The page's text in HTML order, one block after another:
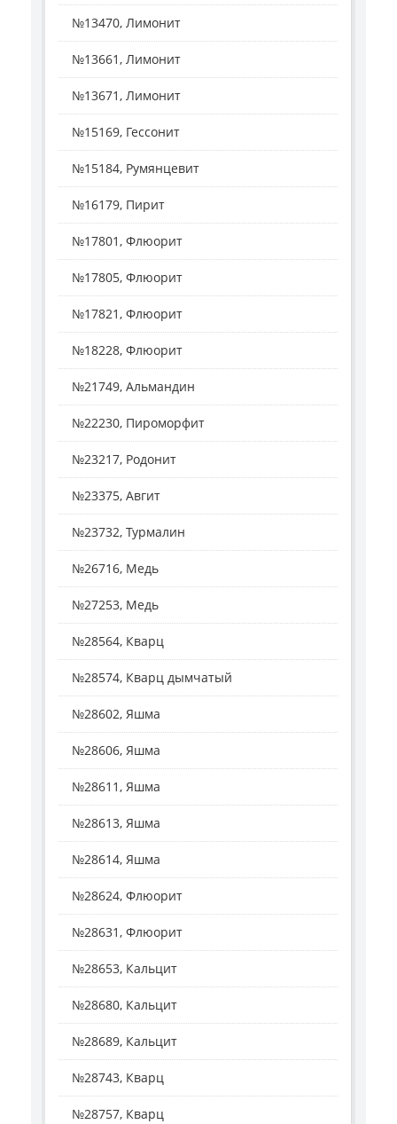
№13470, Лимонит
№13661, Лимонит
№13671, Лимонит
№15169, Гессонит
№15184, Румянцевит
№16179, Пирит
№17801, Флюорит
№17805, Флюорит
№17821, Флюорит
№18228, Флюорит
№21749, Альмандин
№22230, Пироморфит
№23217, Родонит
№23375, Авгит
№23732, Турмалин
№26716, Медь
№27253, Медь
№28564, Кварц
№28574, Кварц дымчатый
№28602, Яшма
№28606, Яшма
№28611, Яшма
№28613, Яшма
№28614, Яшма
№28624, Флюорит
№28631, Флюорит
№28653, Кальцит
№28680, Кальцит
№28689, Кальцит
№28743, Кварц
№28757, Кварц